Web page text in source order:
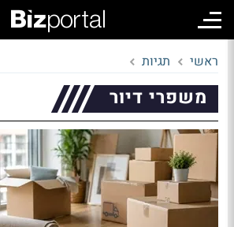
ראשי תגיות
משפרי דיור